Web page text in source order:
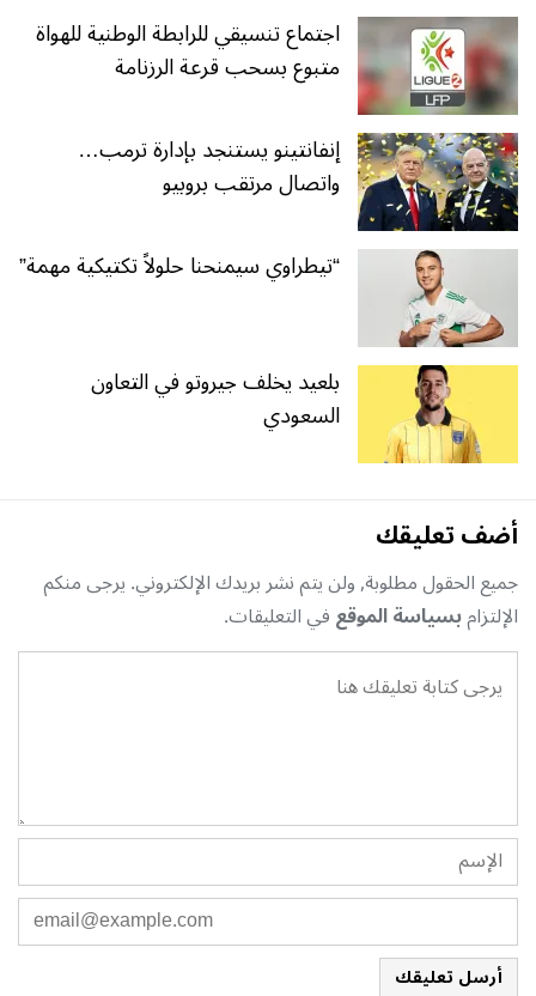
اجتماع تنسيقي للرابطة الوطنية للهواة
متبوع بسحب قرعة الرزنامة
إنفانتينو يستنجد بإدارة ترمب…
واتصال مرتقب بروبيو
“تيطراوي سيمنحنا حلولاً تكتيكية مهمة”
بلعيد يخلف جيروتو في التعاون
السعودي
أضف تعليقك
جميع الحقول مطلوبة, ولن يتم نشر بريدك الإلكتروني. يرجى منكم
الإلتزامبسياسة الموقعفي التعليقات.
أرسل تعليقك